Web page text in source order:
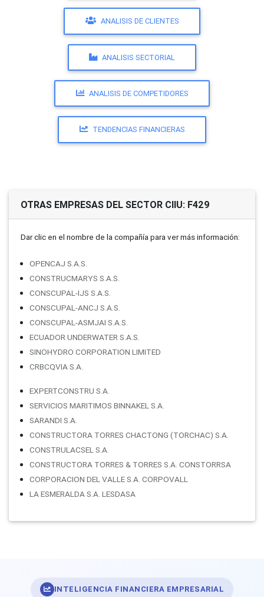
ANALISIS DE CLIENTES
ANALISIS SECTORIAL
ANALISIS DE COMPETIDORES
TENDENCIAS FINANCIERAS
OTRAS EMPRESAS DEL SECTOR CIIU: F429
Dar clic en el nombre de la compañí­a para ver más información:
OPENCAJ S.A.S.
CONSTRUCMARYS S.A.S.
CONSCUPAL-IJS S.A.S.
CONSCUPAL-ANCJ S.A.S.
CONSCUPAL-ASMJAI S.A.S.
ECUADOR UNDERWATER S.A.S.
SINOHYDRO CORPORATION LIMITED
CRBCQVIA S.A.
EXPERTCONSTRU S.A.
SERVICIOS MARITIMOS BINNAKEL S.A.
SARANDI S.A.
CONSTRUCTORA TORRES CHACTONG (TORCHAC) S.A.
CONSTRULACSEL S.A.
CONSTRUCTORA TORRES & TORRES S.A. CONSTORRSA
CORPORACION DEL VALLE S.A. CORPOVALL
LA ESMERALDA S.A. LESDASA
INTELIGENCIA FINANCIERA EMPRESARIAL